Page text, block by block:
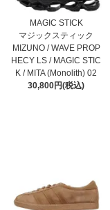
MAGIC STICK
マジックスティック
MIZUNO / WAVE PROP
HECY LS / MAGIC STIC
K / MITA (Monolith) 02
30,800円(税込)